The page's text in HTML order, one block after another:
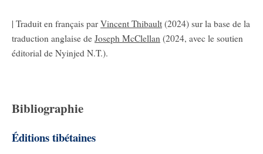
| Traduit en français par Vincent Thibault (2024) sur la base de la
traduction anglaise de Joseph McClellan (2024, avec le soutien
éditorial de Nyinjed N.T.).
Bibliographie
Éditions tibétaines